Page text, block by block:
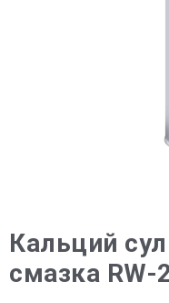
Кальций
смазка RW-